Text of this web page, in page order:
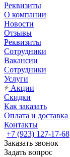
Реквизиты
О компании
Новости
Отзывы
Реквизиты
Сотрудники
Вакансии
Сотрудники
Услуги
Акции
Скидки
Как заказать
Оплата и доставка
Контакты
+7 (923) 127-17-68
Заказать звонок
Задать вопрос